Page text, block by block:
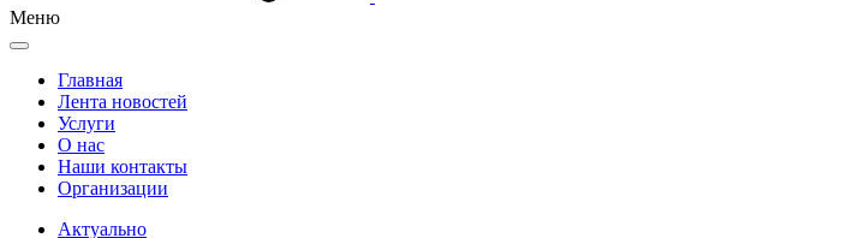
Меню
Главная
Лента новостей
Услуги
О нас
Наши контакты
Организации
Актуально